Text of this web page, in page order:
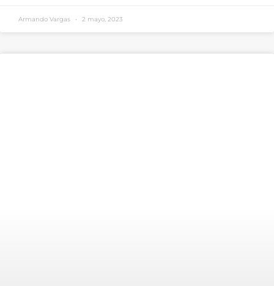
Armando Vargas 2 mayo, 2023